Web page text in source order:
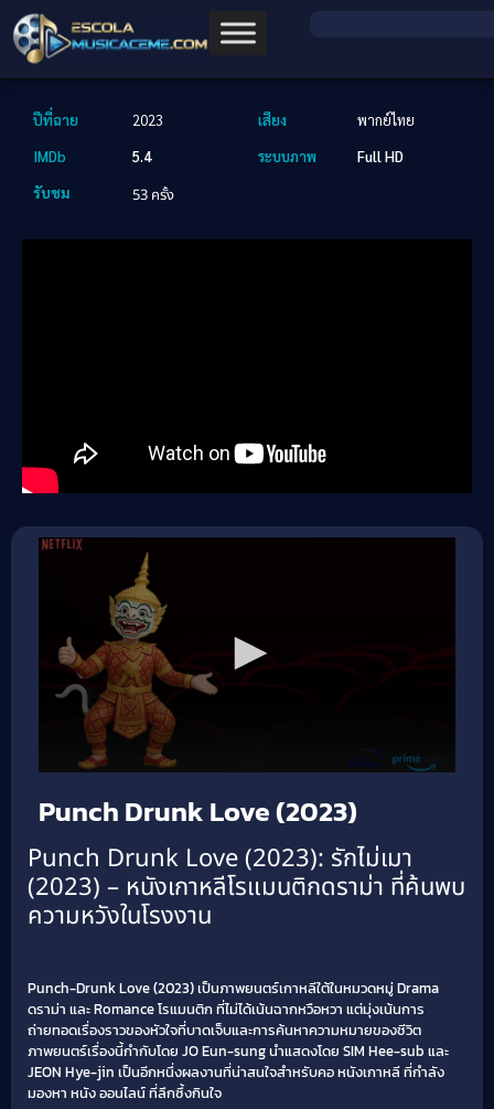
ปีที่ฉาย 2023 เสียง
พากย์ไทย
IMDb
5.4 ระบบภาพ
Full HD
รับชม
53 ครั้ง
Punch Drunk Love (2023)
Punch Drunk Love (2023): รักไม่เมา
(2023) – หนังเกาหลีโรแมนติกดราม่า ที่ค้นพบ
ความหวังในโรงงาน
Punch-Drunk Love (2023) เป็นภาพยนตร์เกาหลีใต้ในหมวดหมู่ Drama
ดราม่า และ Romance โรแมนติก ที่ไม่ได้เน้นฉากหวือหวา แต่มุ่งเน้นการ
ถ่ายทอดเรื่องราวของหัวใจที่บาดเจ็บและการค้นหาความหมายของชีวิต
ภาพยนตร์เรื่องนี้กำกับโดย JO Eun-sung นำแสดงโดย SIM Hee-sub และ
JEON Hye-jin เป็นอีกหนึ่งผลงานที่น่าสนใจสำหรับคอ หนังเกาหลี ที่กำลัง
มองหา หนัง ออนไลน์ ที่ลึกซึ้งกินใจ